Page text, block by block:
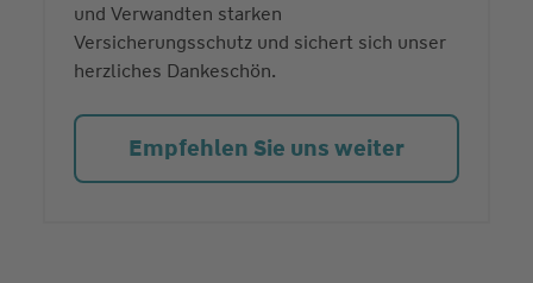
und Verwandten starken
Versicherungsschutz und sichert sich unser
herzliches Dankeschön.
Empfehlen Sie uns weiter